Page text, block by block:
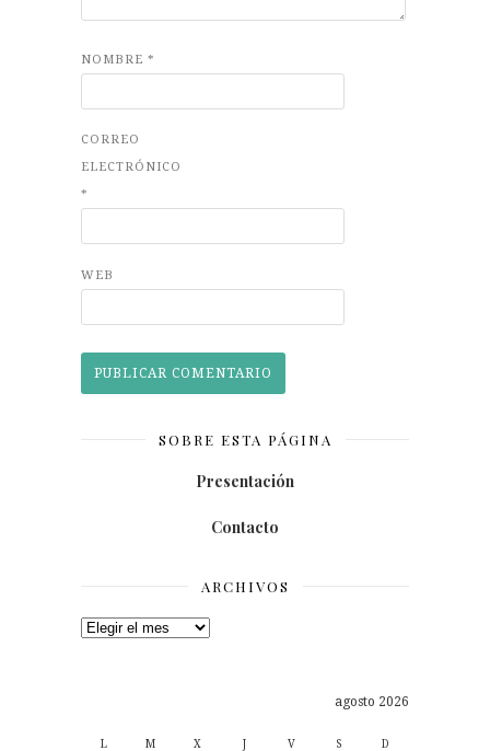
NOMBRE *
CORREO
ELECTRÓNICO
*
WEB
SOBRE ESTA PÁGINA
Presentación
Contacto
ARCHIVOS
Archivos
agosto 2026
L M X J V S D